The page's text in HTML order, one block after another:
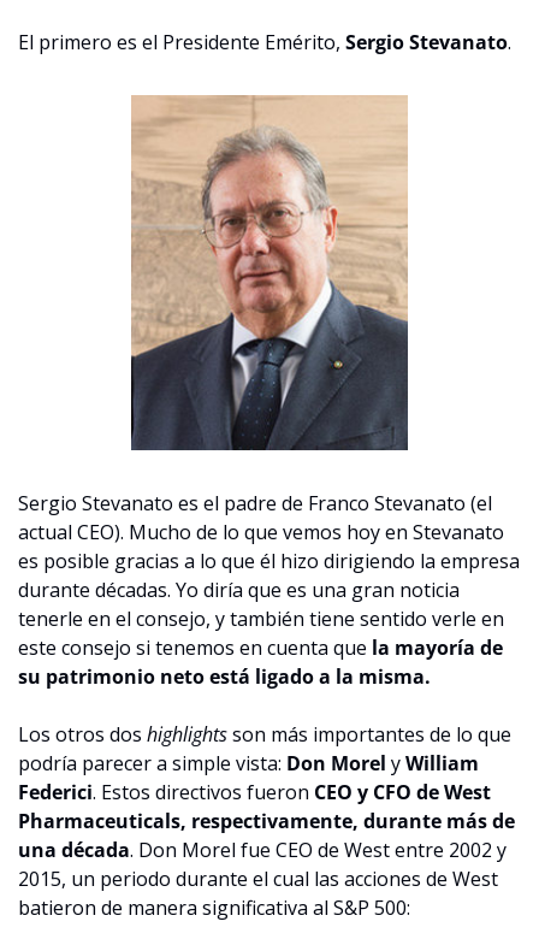
El primero es el Presidente Emérito, Sergio Stevanato.
Sergio Stevanato es el padre de Franco Stevanato (el
actual CEO). Mucho de lo que vemos hoy en Stevanato
es posible gracias a lo que él hizo dirigiendo la empresa
durante décadas. Yo diría que es una gran noticia
tenerle en el consejo, y también tiene sentido verle en
este consejo si tenemos en cuenta que la mayoría de
su patrimonio neto está ligado a la misma.
Los otros dos highlights son más importantes de lo que
podría parecer a simple vista: Don Morel y William
Federici. Estos directivos fueron CEO y CFO de West
Pharmaceuticals, respectivamente, durante más de
una década. Don Morel fue CEO de West entre 2002 y
2015, un periodo durante el cual las acciones de West
batieron de manera significativa al S&P 500: